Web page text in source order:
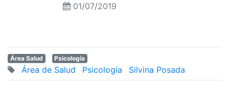
01/07/2019
Área Salud Psicología
Área de Salud Psicología Silvina Posada